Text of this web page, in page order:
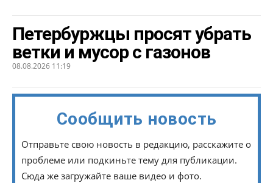
Петербуржцы просят убрать
ветки и мусор с газонов
08.08.2026 11:19
Сообщить новость
Отправьте свою новость в редакцию, расскажите о
проблеме или подкиньте тему для публикации.
Сюда же загружайте ваше видео и фото.